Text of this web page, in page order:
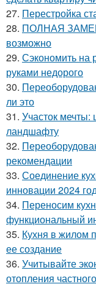
27. Перестройка
28. ПОЛНАЯ
возможно
29. Сэкономить на
руками недорого
30.
ли это
31. Участок мечты:
ландшафту
32.
рекомендации
33. Соединение
инновации 2024
34. Переносим
функциональный
35. Кухня в жилом
ее создание
36. Учитывайте
отопления